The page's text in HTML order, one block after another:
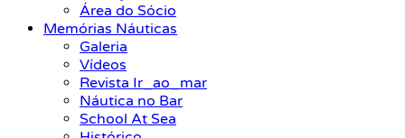
Área do Sócio
Memórias Náuticas
Galeria
Vídeos
Revista Ir_ao_mar
Náutica no Bar
School At Sea